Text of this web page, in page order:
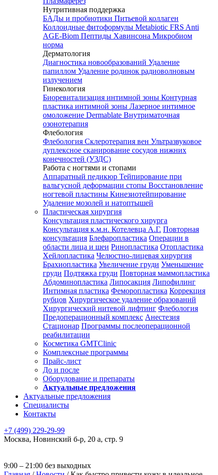
Нутритивная поддержка
БАДы и пробиотики Питьевой коллаген
Коллоидные фитоформулы Metabiotic FRS Anti
AGE-Biom Пептиды Хавинсона Микробиом
норма
Дерматология
Диагностика новообразований Удаление
папиллом Удаление родинок радиоволновым
излучением
Гинекология
Биоревитализация интимной зоны Контурная
пластика интимной зоны Лазерное интимное
омоложение Dermablate Внутриматочная
озонотерапия
Флебология
Флебология Склеротерапия вен Ультразвуковое
дуплексное сканирование сосудов нижних
конечностей (УЗДС)
Работа с ногтями и стопами
Аппаратный педикюр Тейпирование при
вальгусной деформации стопы Восстановление
ногтевой пластины Кинезиотейпирование
Удаление мозолей и натоптышей
Пластическая хирургия
Консультация пластического хирурга
Консультация к.м.н. Котелевца А.Г. Повторная
консультация Блефаропластика Операции в
области лица и шеи Ринопластика Отопластика
Хейлопластика Челюстно-лицевая хирургия
Брахиопластика Увеличение груди Уменьшение
груди Подтяжка груди Повторная маммопластика
Абдоминопластика Липосакция Липофилинг
Интимная пластика Феморопластика Коррекция
рубцов Хирургическое удаление образований
Хирургический нитевой лифтинг Флебология
Предоперационный комплекс Анестезия
Стационар Программы послеоперационной
реабилитации
Косметика GMTClinic
Комплексные программы
Прайс-лист
До и после
Оборудование и препараты
Актуальные предложения
Актуальные предложения
Специалисты
Контакты
+7 (499) 229-29-99
Москва, Новинский б-р, 20 а, стр. 9
9:00 – 21:00 без выходных